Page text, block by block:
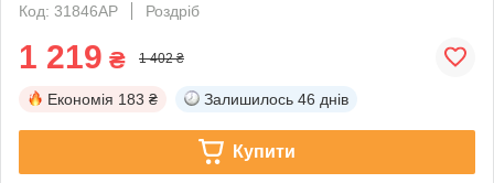
Код: 31846AP
Роздріб
1 219 ₴ 1 402 ₴
Економія 183 ₴ Залишилось 46 днів
Купити